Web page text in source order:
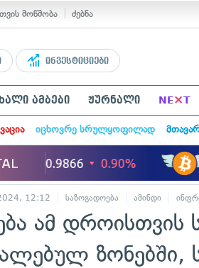
მოწმობა ძებნა
ინვესტიციები
ამბები ჟურნალი NE×T
იცხოვრე სრულყოფილად
12:12 საზოგადოება ამინდი
ამ დროისთვის
ზონებში,